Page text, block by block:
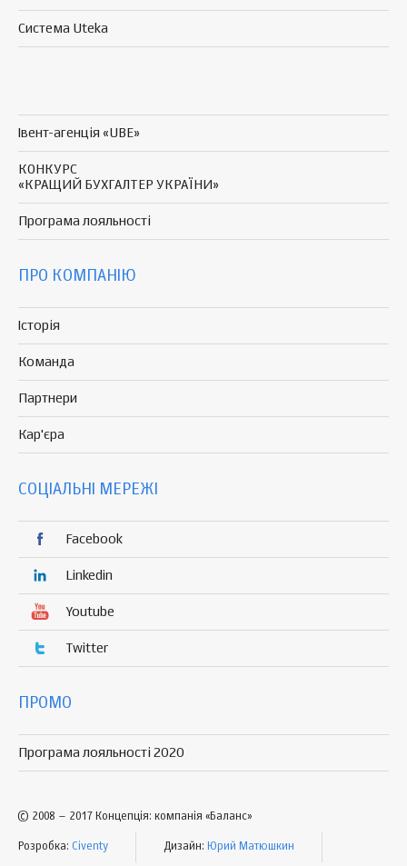
Система Uteka
Івент-агенція «UBE»
КОНКУРС
«КРАЩИЙ БУХГАЛТЕР УКРАЇНИ»
Програма лояльності
ПРО КОМПАНІЮ
Історія
Команда
Партнери
Кар'єра
СОЦІАЛЬНІ МЕРЕЖІ
Facebook
Linkedin
Youtube
Twitter
ПРОМО
Програма лояльності 2020
© 2008 – 2017 Концепція: компанія «Баланс»
Розробка: Civenty Дизайн: Юрий Матюшкин